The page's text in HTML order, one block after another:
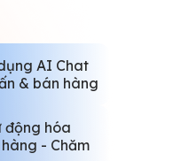
AI Chat
& bán hàng
động hóa
- Chăm